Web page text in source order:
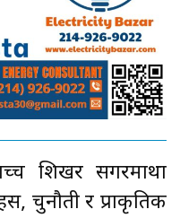
शिखर सगरमाथा
चुनौती र प्राकृतिक